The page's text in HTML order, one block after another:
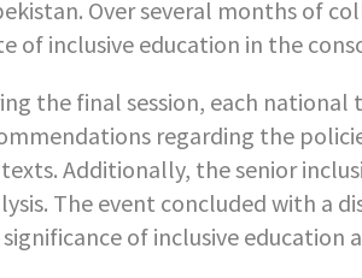
Over several months of
of inclusive education in the
the final session, each
regarding the
Additionally, the senior
The event concluded with a
of inclusive education